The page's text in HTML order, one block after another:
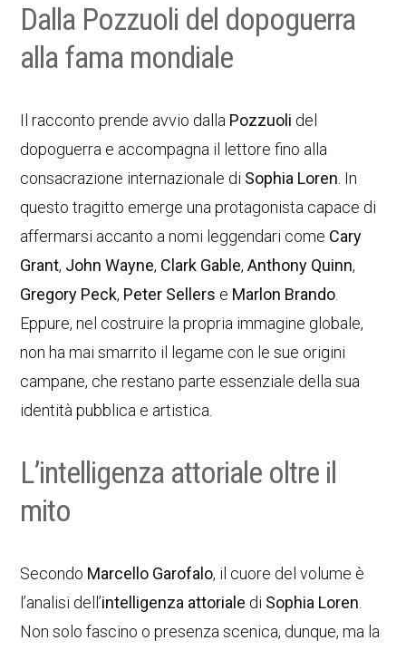
Dalla Pozzuoli del dopoguerra
alla fama mondiale
Il racconto prende avvio dalla Pozzuoli del
dopoguerra e accompagna il lettore fino alla
consacrazione internazionale di Sophia Loren . In
questo tragitto emerge una protagonista capace di
affermarsi accanto a nomi leggendari come Cary
Grant, John Wayne, Clark Gable,Anthony Quinn,
Gregory Peck, Peter Sellers e Marlon Brando
Eppure, nel costruire la propria immagine globale,
non ha mai smarrito il legame con le sue origini
campane, che restano parte essenziale della sua
identità pubblica e artistica.
L’intelligenza attoriale oltre il
mito
Secondo Marcello Garofalo, il cuore del volume è
l’analisi dell’intelligenza attoriale di Sophia Loren
Non solo fascino o presenza scenica, dunque, ma la